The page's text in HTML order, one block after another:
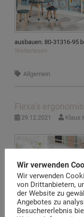
ausbauen. 80-31316-95
Weiterlesen
Allgemein
Flexa’s
29.12.2021 Klaus
Wir verwenden
Wir verwenden
von Drittanbietern,
der Website zu
Angebotes zu
Besuchererlebnis